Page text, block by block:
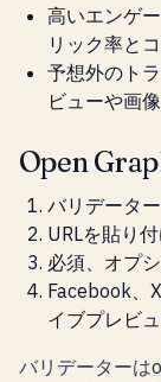
高いエンゲ
リック率と
予想外のト
ビューや画
Open
バリデータ
URLを貼り
必須、 オプ
Facebook、
イブプレビ
バリデーターは